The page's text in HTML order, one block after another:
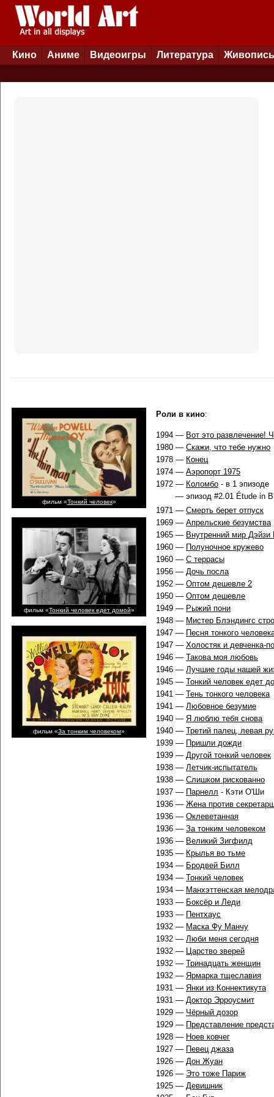
Кино Аниме Видеоигры Литература Живопись
фильм «Тонкий человек»
фильм «Тонкий человек едет домой»
фильм «За тонким человеком»
Роли в кино:
1994 — Вот это развлечение!
1980 — Скажи, что тебе нужно
1978 — Конец
1974 — Аэропорт 1975
1972 — Коломбо - в 1 эпизоде
— эпизод #2.01 Étude in
1971 — Смерть берет отпуск
1969 — Апрельские безумства
1965 — Внутренний мир Дэйзи
1960 — Полуночное кружево
1960 — С террасы
1956 — Дочь посла
1952 — Оптом дешевле 2
1950 — Оптом дешевле
1949 — Рыжий пони
1948 — Мистер Блэндингс
1947 — Песня тонкого
1947 — Холостяк и девченка-
1946 — Такова моя любовь
1946 — Лучшие годы нашей
1945 — Тонкий человек едет
1941 — Тень тонкого человека
1941 — Любовное безумие
1940 — Я люблю тебя снова
1940 — Третий палец, левая
1939 — Пришли дожди
1939 — Другой тонкий человек
1938 — Летчик-испытатель
1938 — Слишком рискованно
1937 — Парнелл - Кэти О'Ши
1936 — Жена против
1936 — Оклеветанная
1936 — За тонким человеком
1936 — Великий Зигфилд
1935 — Крылья во тьме
1934 — Бродвей Билл
1934 — Тонкий человек
1934 — Манхэттенская
1933 — Боксёр и Леди
1933 — Пентхаус
1932 — Маска Фу Манчу
1932 — Люби меня сегодня
1932 — Царство зверей
1932 — Тринадцать женщин
1932 — Ярмарка тщеславия
1931 — Янки из Коннектикута
1931 — Доктор Эрроусмит
1929 — Чёрный дозор
1929 — Представление
1928 — Ноев ковчег
1927 — Певец джаза
1926 — Дон Жуан
1926 — Это тоже Париж
1925 — Девишник